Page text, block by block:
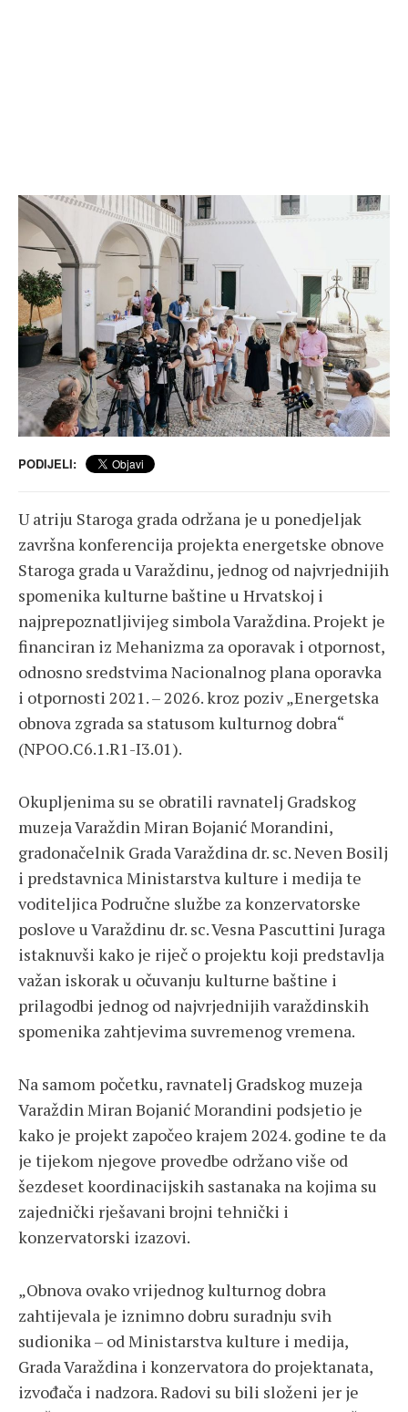
PODIJELI:
U atriju Staroga grada održana je u ponedjeljak
završna konferencija projekta energetske obnove
Staroga grada u Varaždinu, jednog od najvrjednijih
spomenika kulturne baštine u Hrvatskoj i
najprepoznatljivijeg simbola Varaždina. Projekt je
financiran iz Mehanizma za oporavak i otpornost,
odnosno sredstvima Nacionalnog plana oporavka
i otpornosti 2021. – 2026. kroz poziv „Energetska
obnova zgrada sa statusom kulturnog dobra“
(NPOO.C6.1.R1-I3.01).
Okupljenima su se obratili ravnatelj Gradskog
muzeja Varaždin Miran Bojanić Morandini,
gradonačelnik Grada Varaždina dr. sc. Neven Bosilj
i predstavnica Ministarstva kulture i medija te
voditeljica Područne službe za konzervatorske
poslove u Varaždinu dr. sc. Vesna Pascuttini Juraga
istaknuvši kako je riječ o projektu koji predstavlja
važan iskorak u očuvanju kulturne baštine i
prilagodbi jednog od najvrjednijih varaždinskih
spomenika zahtjevima suvremenog vremena.
Na samom početku, ravnatelj Gradskog muzeja
Varaždin Miran Bojanić Morandini podsjetio je
kako je projekt započeo krajem 2024. godine te da
je tijekom njegove provedbe održano više od
šezdeset koordinacijskih sastanaka na kojima su
zajednički rješavani brojni tehnički i
konzervatorski izazovi.
„Obnova ovako vrijednog kulturnog dobra
zahtijevala je iznimno dobru suradnju svih
sudionika – od Ministarstva kulture i medija,
Grada Varaždina i konzervatora do projektanata,
izvođača i nadzora. Radovi su bili složeni jer je